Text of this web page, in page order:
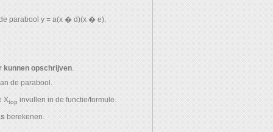
parabool y = a(x � d)(x � e).
kunnen opschrijven
de parabool.
Xtop invullen in de functie/formule.
berekenen.
Tevreden? Laat het ons weten!